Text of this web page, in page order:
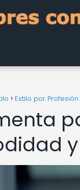
Estilo por Profesión